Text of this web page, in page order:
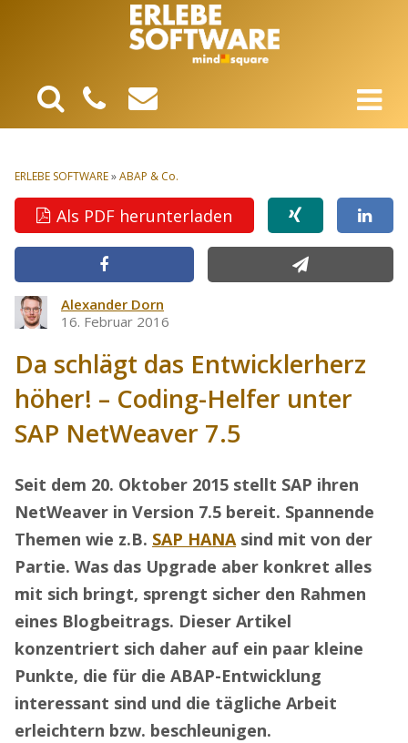
ERLEBE SOFTWARE»ABAP & Co.
Als PDF herunterladen
Alexander Dorn
16. Februar 2016
Da schlägt das Entwicklerherz
höher! – Coding-Helfer unter
SAP NetWeaver 7.5
Seit dem 20. Oktober 2015 stellt SAP ihren
NetWeaver in Version 7.5 bereit. Spannende
Themen wie z.B. SAP HANAsind mit von der
Partie. Was das Upgrade aber konkret alles
mit sich bringt, sprengt sicher den Rahmen
eines Blogbeitrags. Dieser Artikel
konzentriert sich daher auf ein paar kleine
Punkte, die für die ABAP-Entwicklung
interessant sind und die tägliche Arbeit
erleichtern bzw. beschleunigen.